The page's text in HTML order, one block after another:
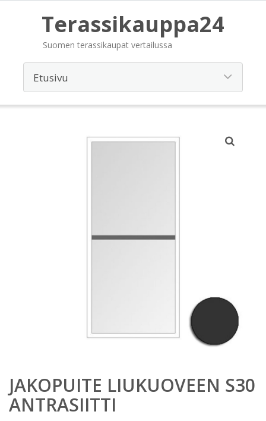
Terassikauppa24
Suomen terassikaupat vertailussa
JAKOPUITE LIUKUOVEEN S30
ANTRASIITTI